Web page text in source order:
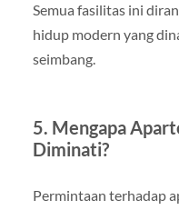
Semua fasilitas ini
hidup modern yang
seimbang.
5. Mengapa
Diminati?
Permintaan terhadap